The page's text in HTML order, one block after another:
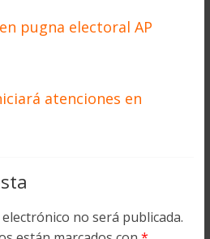
pugna electoral AP
atenciones en
no será publicada.